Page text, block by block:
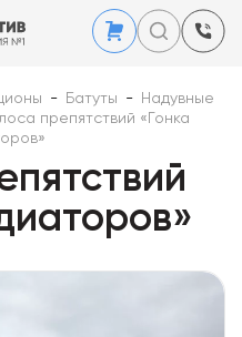
- Батуты -
Надувные
препятствий «Гонка